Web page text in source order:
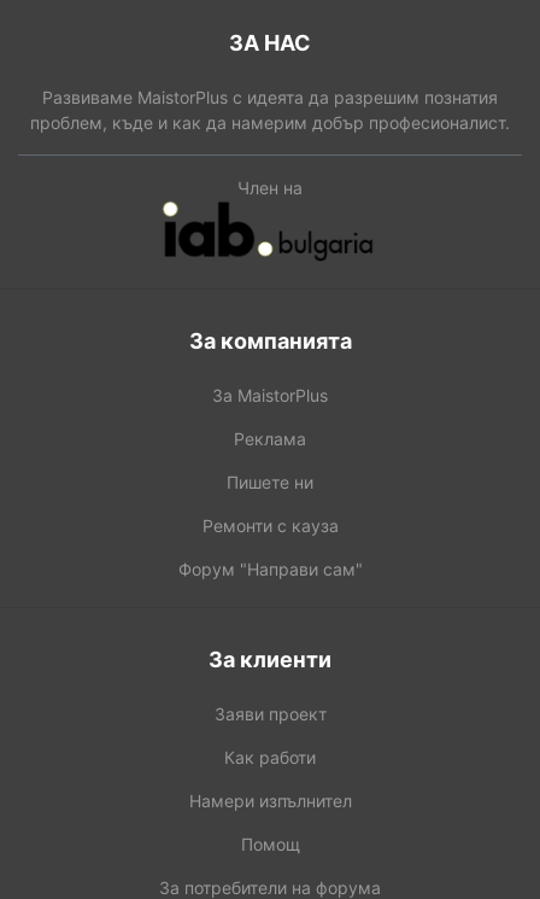
ЗА НАС
Развиваме MaistorPlus с идеята да разрешим познатия
проблем, къде и как да намерим добър професионалист.
Член на
За компанията
За MaistorPlus
Реклама
Пишете ни
Ремонти с кауза
Форум "Направи сам"
За клиенти
Заяви проект
Как работи
Намери изпълнител
Помощ
За потребители на форума